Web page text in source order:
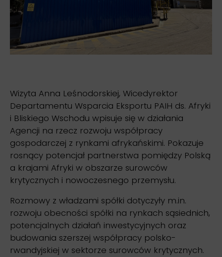
Wizyta Anna Leśnodorskiej, Wicedyrektor
Departamentu Wsparcia Eksportu PAIH ds. Afryki
i Bliskiego Wschodu wpisuje się w działania
Agencji na rzecz rozwoju współpracy
gospodarczej z rynkami afrykańskimi. Pokazuje
rosnący potencjał partnerstwa pomiędzy Polską
a krajami Afryki w obszarze surowców
krytycznych i nowoczesnego przemysłu.
Rozmowy z władzami spółki dotyczyły m.in.
rozwoju obecności spółki na rynkach sąsiednich,
potencjalnych działań inwestycyjnych oraz
budowania szerszej współpracy polsko-
rwandyjskiej w sektorze surowców krytycznych.